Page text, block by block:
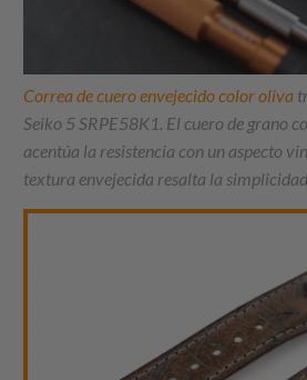
Correa de cuero envejecido color oliva
Seiko 5 SRPE58K1. El cuero de grano
acentúa la resistencia con un aspecto
textura envejecida resalta la